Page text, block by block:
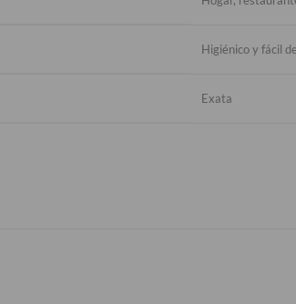
Higiénico y fácil
Exata